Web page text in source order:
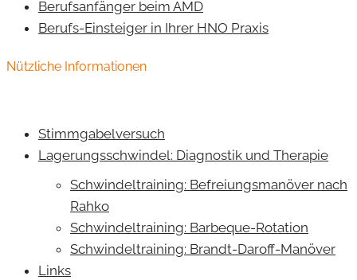
Berufsanfänger beim AMD
Berufs-Einsteiger in Ihrer HNO Praxis
Nützliche Informationen
Stimmgabelversuch
Lagerungsschwindel: Diagnostik und Therapie
Schwindeltraining: Befreiungsmanöver nach
Rahko
Schwindeltraining: Barbeque-Rotation
Schwindeltraining: Brandt-Daroff-Manöver
Links